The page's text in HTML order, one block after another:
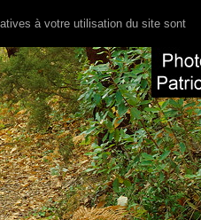
à votre utilisation du site sont